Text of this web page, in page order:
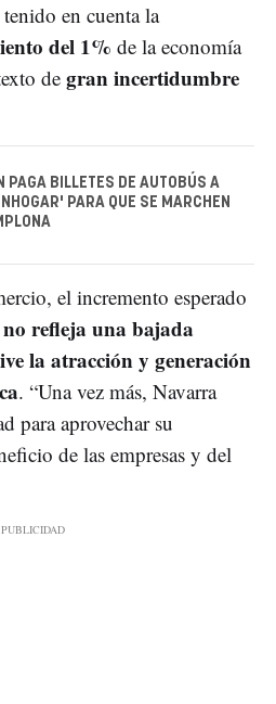
en cuenta la
del 1% de la economía
de gran incertidumbre
PAGA BILLETES DE AUTOBÚS A
PARA QUE SE MARCHEN
el incremento esperado
no refleja una bajada
la atracción y generación
. “Una vez más, Navarra
para aprovechar su
de las empresas y del